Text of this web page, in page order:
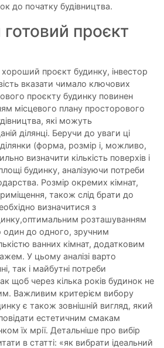
до початку будівництва.
проєкт
проєкт будинку, інвестор
вказати чимало ключових
проєкту будинку повинен
місцевого плану просторового
які можуть
ділянці. Беручи до уваги ці
(форма, розмір і, можливо,
визначити кількість поверхів і
будинку, аналізуючи потреби
Розмір окремих кімнат,
також слід брати до
визначитися з
розташуванням
один до одного, зручним
ванних кімнат, додатковим
У цьому аналізі варто
так і майбутні потреби
щоб через кілька років будинок не
Важливим критерієм вибору
є також зовнішній вигляд, який
естетичним смакам
їх мрії. Детальніше про вибір
в статті: «як вибрати ідеальний